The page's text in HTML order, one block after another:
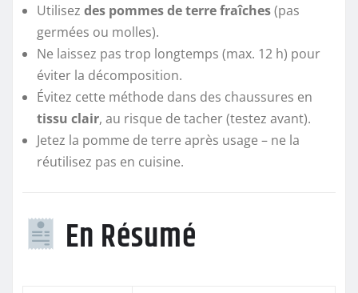
Utilisez des pommes de terre fraîches(pas
germées ou molles).
Ne laissez pas trop longtemps (max. 12 h) pour
éviter la décomposition.
Évitez cette méthode dans des chaussures en
tissu clair, au risque de tacher (testez avant).
Jetez la pomme de terre après usage – ne la
réutilisez pas en cuisine.
En Résumé